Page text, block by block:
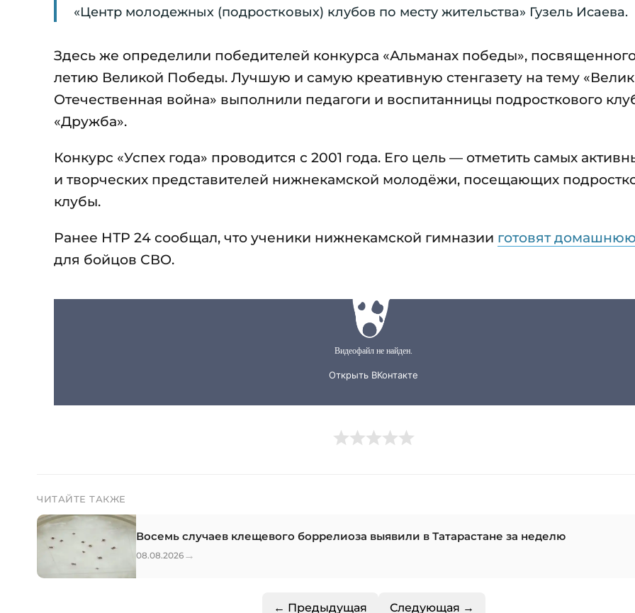
«Центр молодежных (подростковых) клубов по месту жительства» Гузель Исаева.
Здесь же определили победителей конкурса «Альманах победы»,
летию Великой Победы. Лучшую и самую креативную стенгазету на тему
Отечественная война» выполнили педагоги и воспитанницы подросткового
«Дружба».
Конкурс «Успех года» проводится с 2001 года. Его цель — отметить самых
и творческих представителей нижнекамской молодёжи, посещающих
клубы.
Ранее НТР 24 сообщал, что ученики нижнекамской гимназии готовят
для бойцов СВО.
ЧИТАЙТЕ ТАКЖЕ
Восемь случаев клещевого боррелиоза выявили в Татарастане за неделю
08.08.2026 →
← Предыдущая Следующая →